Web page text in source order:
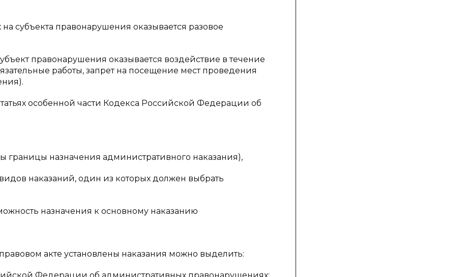
субъекта правонарушения оказывается разовое
правонарушения оказывается воздействие в течение
работы, запрет на посещение мест проведения
особенной части Кодекса Российской Федерации об
назначения административного наказания),
наказаний, один из которых должен выбрать
назначения к основному наказанию
акте установлены наказания можно выделить: